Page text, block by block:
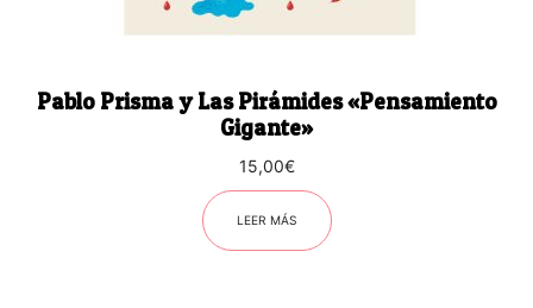
Pablo Prisma y Las Pirámides «Pensamiento
Gigante»
15,00€
LEER MÁS